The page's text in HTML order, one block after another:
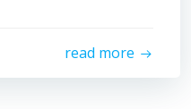
read more